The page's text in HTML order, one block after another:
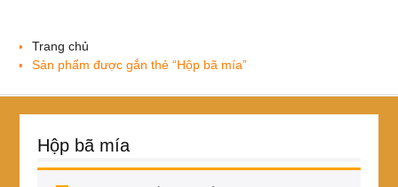
Trang chủ
Sản phẩm được gắn thẻ “Hộp bã mía”
Hộp bã mía